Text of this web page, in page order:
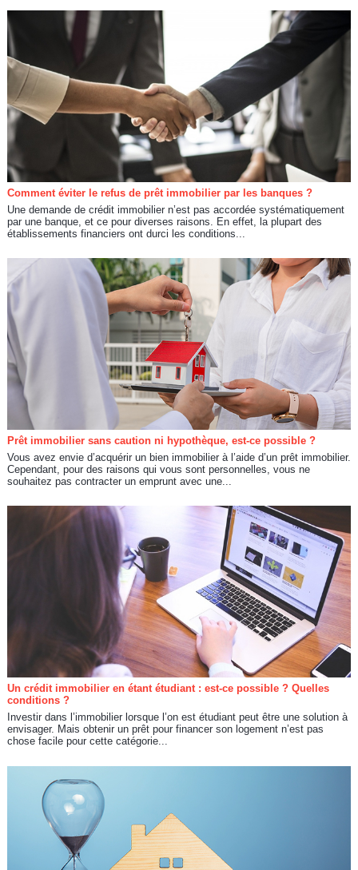
Comment éviter le refus de prêt immobilier par les banques ?
Une demande de crédit immobilier n’est pas accordée systématiquement
par une banque, et ce pour diverses raisons. En effet, la plupart des
établissements financiers ont durci les conditions...
Prêt immobilier sans caution ni hypothèque, est-ce possible ?
Vous avez envie d’acquérir un bien immobilier à l’aide d’un prêt immobilier.
Cependant, pour des raisons qui vous sont personnelles, vous ne
souhaitez pas contracter un emprunt avec une...
Un crédit immobilier en étant étudiant : est-ce possible ? Quelles
conditions ?
Investir dans l’immobilier lorsque l’on est étudiant peut être une solution à
envisager. Mais obtenir un prêt pour financer son logement n’est pas
chose facile pour cette catégorie...